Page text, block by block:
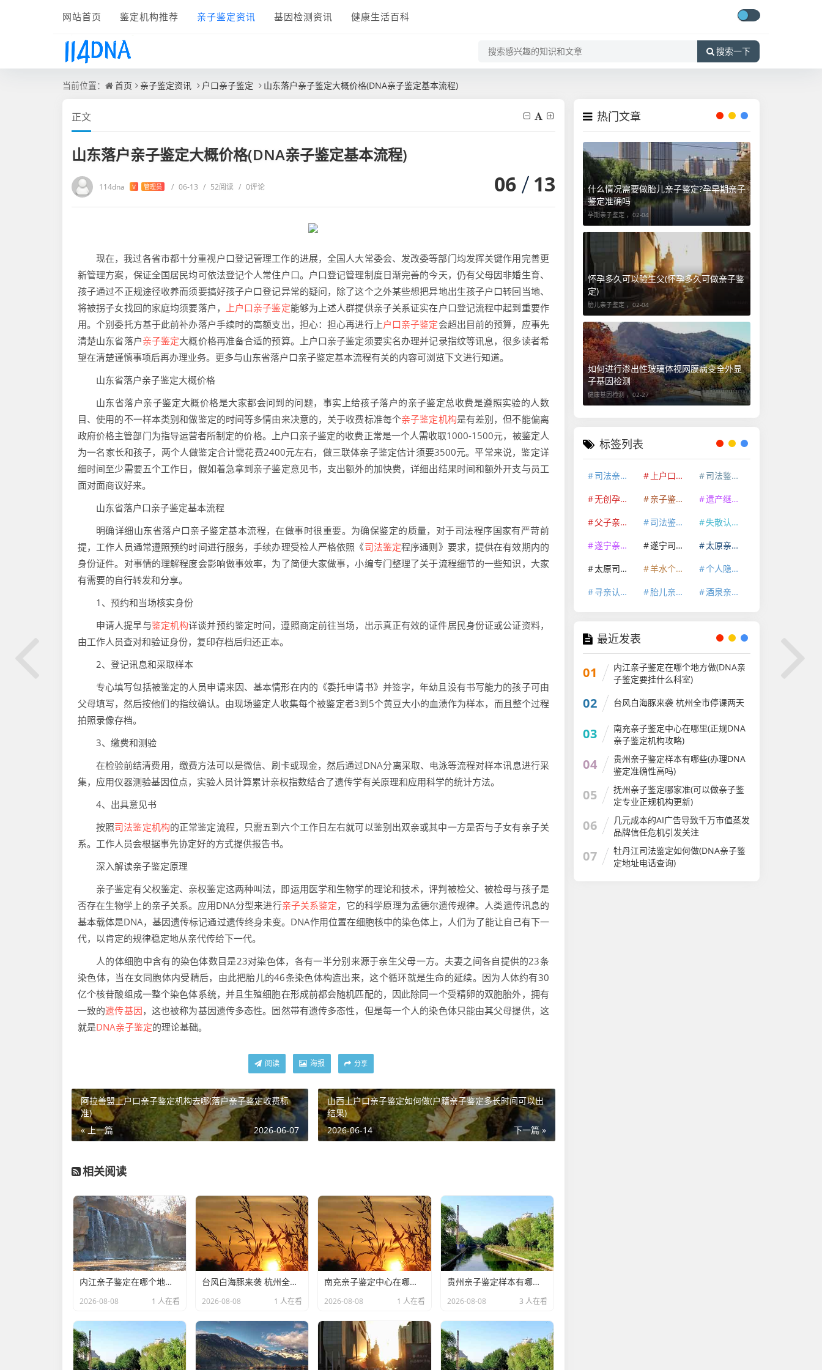
网站首页 鉴定机构推荐 亲子鉴定资讯 基因检测资讯 健康生活百科
搜索一下
当前位置： 首页 亲子鉴定资讯 户口亲子鉴定 山东落户亲子鉴定大概价格(DNA亲子鉴定基本流程)
正文
山东落户亲子鉴定大概价格(DNA亲子鉴定基本流程)
114dna V 管理员 / 06-13 / 52阅读 / 0评论 06 13
现在，我过各省市都十分重视户口登记管理工作的进展，全国人大常委会、发改委等部门均发挥关键作用完善更
新管理方案，保证全国居民均可依法登记个人常住户口。户口登记管理制度日渐完善的今天，仍有父母因非婚生育、
孩子通过不正规途径收养而须要搞好孩子户口登记异常的疑问，除了这个之外某些想把异地出生孩子户口转回当地、
将被拐子女找回的家庭均须要落户，
上户口亲子鉴定能够为上述人群提供亲子关系证实在户口登记流程中起到重要作
用。个别委托方基于此前补办落户手续时的高额支出，担心：担心再进行上户口亲子鉴定会超出目前的预算，应事先
清楚山东省落户亲子鉴定大概价格再准备合适的预算。上户口亲子鉴定须要实名办理并记录指纹等讯息，很多读者希
望在清楚谨慎事项后再办理业务。更多与山东省落户口亲子鉴定基本流程有关的内容可浏览下文进行知道。
山东省落户亲子鉴定大概价格
山东省落户亲子鉴定大概价格是大家都会问到的问题，事实上给孩子落户的亲子鉴定总收费是遵照实验的人数
目、使用的不一样本类别和做鉴定的时间等多情由来决意的，关于收费标准每个亲子鉴定机构是有差别，但不能偏离
政府价格主管部门为指导运营者所制定的价格。上户口亲子鉴定的收费正常是一个人需收取1000-1500元，被鉴定人
为一名家长和孩子，两个人做鉴定合计需花费2400元左右，做三联体亲子鉴定估计须要3500元。平常来说，鉴定详
细时间至少需要五个工作日，假如着急拿到亲子鉴定意见书，支出额外的加快费，详细出结果时间和额外开支与员工
面对面商议好来。
山东省落户口亲子鉴定基本流程
明确详细山东省落户口亲子鉴定基本流程，在做事时很重要。为确保鉴定的质量，对于司法程序国家有严苛前
提，工作人员通常遵照预约时间进行服务，手续办理受检人严格依照《司法鉴定程序通则》要求，提供在有效期内的
身份证件。对事情的理解程度会影响做事效率，为了简便大家做事，小编专门整理了关于流程细节的一些知识，大家
有需要的自行转发和分享。
1、预约和当场核实身份
申请人提早与鉴定机构详谈并预约鉴定时间，遵照商定前往当场，出示真正有效的证件居民身份证或公证资料，
由工作人员查对和验证身份，复印存档后归还正本。
2、登记讯息和采取样本
专心填写包括被鉴定的人员申请来因、基本情形在内的《委托申请书》并签字，年幼且没有书写能力的孩子可由
父母填写，然后按他们的指纹确认。由现场鉴定人收集每个被鉴定者3到5个黄豆大小的血渍作为样本，而且整个过程
拍照录像存档。
3、缴费和测验
在检验前结清费用，缴费方法可以是微信、刷卡或现金，然后通过DNA分离采取、电泳等流程对样本讯息进行采
集，应用仪器测验基因位点，实验人员计算累计亲权指数结合了遗传学有关原理和应用科学的统计方法。
4、出具意见书
按照司法鉴定机构的正常鉴定流程，只需五到六个工作日左右就可以鉴别出双亲或其中一方是否与子女有亲子关
系。工作人员会根据事先协定好的方式提供报告书。
深入解读亲子鉴定原理
亲子鉴定有父权鉴定、亲权鉴定这两种叫法，即运用医学和生物学的理论和技术，评判被检父、被检母与孩子是
否存在生物学上的亲子关系。应用DNA分型来进行亲子关系鉴定，它的科学原理为孟德尔遗传规律。人类遗传讯息的
基本载体是DNA，基因遗传标记通过遗传终身未变。DNA作用位置在细胞核中的染色体上，人们为了能让自己有下一
代，以肯定的规律稳定地从亲代传给下一代。
人的体细胞中含有的染色体数目是23对染色体，各有一半分别来源于亲生父母一方。夫妻之间各自提供的23条
染色体，当在女同胞体内受精后，由此把胎儿的46条染色体构造出来，这个循环就是生命的延续。因为人体约有30
亿个核苷酸组成一整个染色体系统，并且生殖细胞在形成前都会随机匹配的，因此除同一个受精卵的双胞胎外，拥有
一致的遗传基因，这也被称为基因遗传多态性。固然带有遗传多态性，但是每一个人的染色体只能由其父母提供，这
就是DNA亲子鉴定的理论基础。
阅读 海报 分享
阿拉善盟上户口亲子鉴定机构去哪(落户亲子鉴定收费标
准)
« 上一篇
2026-06-07
山西上户口亲子鉴定如何做(户籍亲子鉴定多长时间可以出
结果)
下一篇 »
2026-06-14
相关阅读
内江亲子鉴定在哪个地方做(DNA亲子鉴定要挂什么科室)
2026-08-08 1 人在看
台风白海豚来袭 杭州全市停课两天
2026-08-08 1 人在看
南充亲子鉴定中心在哪里(正规DNA亲子鉴定机构攻略)
2026-08-08 1 人在看
贵州亲子鉴定样本有哪些(办理DNA鉴定准确性高吗)
2026-08-08 3 人在看
热门文章
什么情况需要做胎儿亲子鉴定?孕早期亲子
鉴定准确吗
孕期亲子鉴定 ， 02-04
怀孕多久可以验生父(怀孕多久可做亲子鉴
定)
胎儿亲子鉴定 ， 02-04
如何进行渗出性玻璃体视网膜病变全外显
子基因检测
健康基因检测 ， 02-27
标签列表
司法亲子鉴定 上户口亲子鉴定
司法鉴定机构
无创孕期亲子鉴定
亲子鉴定机构
遗产继承亲子鉴定
父子亲子鉴定
司法鉴定许可证
失散认亲亲缘关系鉴定
遂宁亲子鉴定咨询中心
遂宁司法鉴定机构
太原亲子鉴定咨询中心
太原司法鉴定机构
羊水个体识别鉴定
个人隐私亲子鉴定
寻亲认亲亲缘关系鉴定
胎儿亲子鉴定 酒泉亲子鉴定咨询中心
最近发表
01
内江亲子鉴定在哪个地方做(DNA亲
子鉴定要挂什么科室)
02 台风白海豚来袭 杭州全市停课两天
03
南充亲子鉴定中心在哪里(正规DNA
亲子鉴定机构攻略)
04
贵州亲子鉴定样本有哪些(办理DNA
鉴定准确性高吗)
05
抚州亲子鉴定哪家准(可以做亲子鉴
定专业正规机构更新)
06
几元成本的AI广告导致千万市值蒸发
品牌信任危机引发关注
07
牡丹江司法鉴定如何做(DNA亲子鉴
定地址电话查询)